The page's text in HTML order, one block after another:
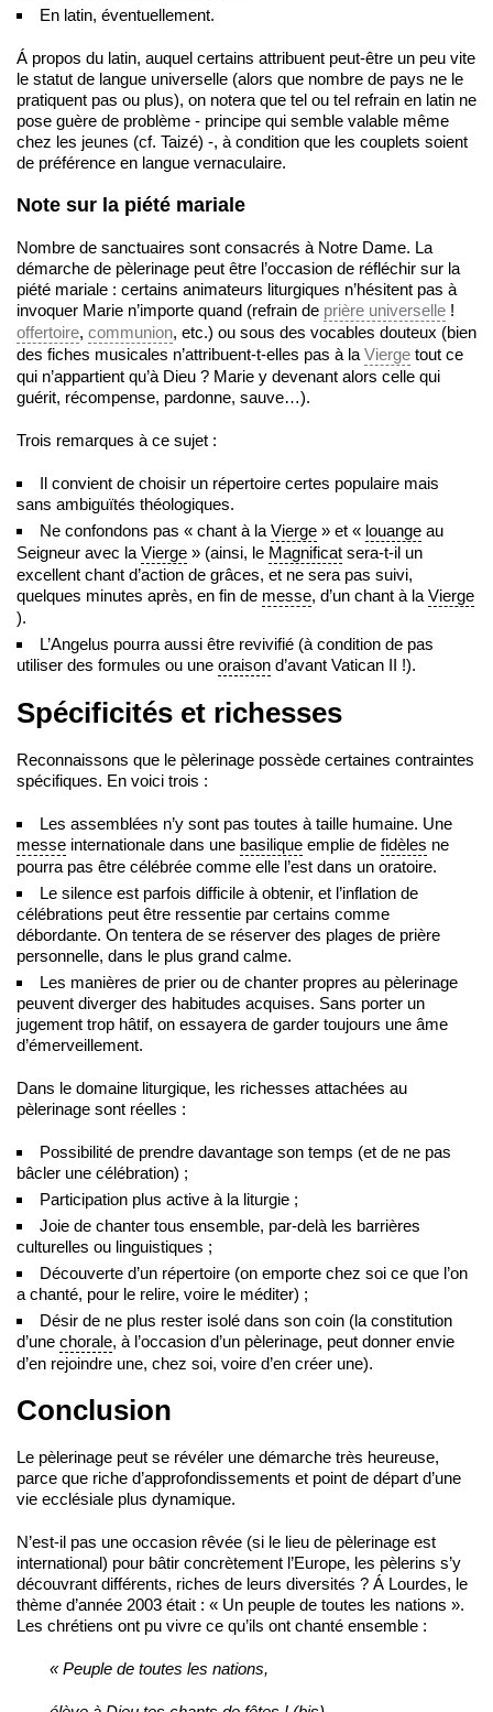
En latin, éventuellement.
Á propos du latin, auquel certains attribuent peut-être un peu vite
le statut de langue universelle (alors que nombre de pays ne le
pratiquent pas ou plus), on notera que tel ou tel refrain en latin ne
pose guère de problème ‑ principe qui semble valable même
chez les jeunes (cf. Taizé) ‑, à condition que les couplets soient
de préférence en langue vernaculaire.
Note sur la piété mariale
Nombre de sanctuaires sont consacrés à Notre Dame. La
démarche de pèlerinage peut être l’occasion de réfléchir sur la
piété mariale : certains animateurs liturgiques n’hésitent pas à
invoquer Marie n’importe quand (refrain de prière universelle !
offertoire, communion, etc.) ou sous des vocables douteux (bien
des fiches musicales n’attribuent-t-elles pas à la Vierge tout ce
qui n’appartient qu’à Dieu ? Marie y devenant alors celle qui
guérit, récompense, pardonne, sauve…).
Trois remarques à ce sujet :
Il convient de choisir un répertoire certes populaire mais
sans ambiguïtés théologiques.
Ne confondons pas « chant à la Vierge » et « louange au
Seigneur avec la Vierge » (ainsi, le Magnificat sera-t-il un
excellent chant d’action de grâces, et ne sera pas suivi,
quelques minutes après, en fin de messe, d’un chant à la Vierge
).
L’Angelus pourra aussi être revivifié (à condition de pas
utiliser des formules ou une oraison d’avant Vatican II !).
Spécificités et richesses
Reconnaissons que le pèlerinage possède certaines contraintes
spécifiques. En voici trois :
Les assemblées n’y sont pas toutes à taille humaine. Une
messe internationale dans une basilique emplie de fidèles ne
pourra pas être célébrée comme elle l’est dans un oratoire.
Le silence est parfois difficile à obtenir, et l’inflation de
célébrations peut être ressentie par certains comme
débordante. On tentera de se réserver des plages de prière
personnelle, dans le plus grand calme.
Les manières de prier ou de chanter propres au pèlerinage
peuvent diverger des habitudes acquises. Sans porter un
jugement trop hâtif, on essayera de garder toujours une âme
d’émerveillement.
Dans le domaine liturgique, les richesses attachées au
pèlerinage sont réelles :
Possibilité de prendre davantage son temps (et de ne pas
bâcler une célébration) ;
Participation plus active à la liturgie ;
Joie de chanter tous ensemble, par-delà les barrières
culturelles ou linguistiques ;
Découverte d’un répertoire (on emporte chez soi ce que l’on
a chanté, pour le relire, voire le méditer) ;
Désir de ne plus rester isolé dans son coin (la constitution
d’une chorale, à l’occasion d’un pèlerinage, peut donner envie
d’en rejoindre une, chez soi, voire d’en créer une).
Conclusion
Le pèlerinage peut se révéler une démarche très heureuse,
parce que riche d’approfondissements et point de départ d’une
vie ecclésiale plus dynamique.
N’est-il pas une occasion rêvée (si le lieu de pèlerinage est
international) pour bâtir concrètement l’Europe, les pèlerins s’y
découvrant différents, riches de leurs diversités ? Á Lourdes, le
thème d’année 2003 était : « Un peuple de toutes les nations ».
Les chrétiens ont pu vivre ce qu’ils ont chanté ensemble :
« Peuple de toutes les nations,